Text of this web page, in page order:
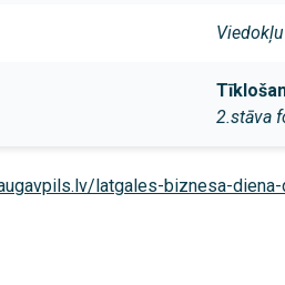
2.stāva
latgales-biznesa-